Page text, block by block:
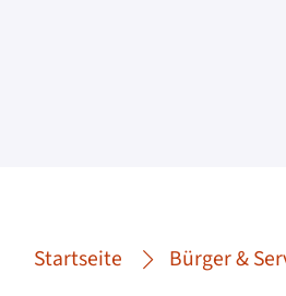
Startseite Bürger &